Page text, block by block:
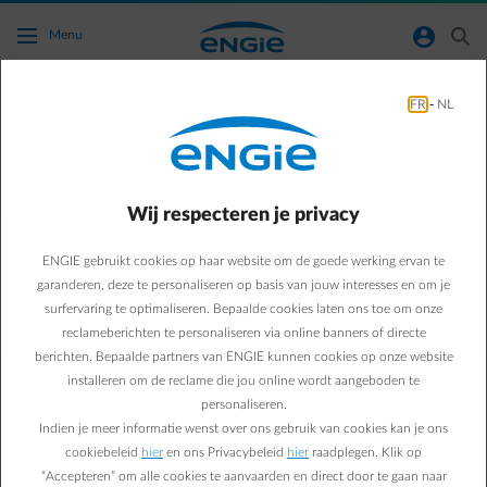
Ga naar de hoofdinhoud
Menu normal-account-circle search
Energie voor jouw leegstand pand
Klein of gemiddeld verbruik
Groot verbruik
In welke omstandigheden kan je best kiezen voor een
leegstandscontract?
FR - NL
Wij respecteren je privacy
ENGIE gebruikt cookies op haar website om de goede werking ervan te
garanderen, deze te personaliseren op basis van jouw interesses en om je
surfervaring te optimaliseren. Bepaalde cookies laten ons toe om onze
reclameberichten te personaliseren via online banners of directe
berichten. Bepaalde partners van ENGIE kunnen cookies op onze website
installeren om de reclame die jou online wordt aangeboden te
personaliseren.
Indien je meer informatie wenst over ons gebruik van cookies kan je ons
cookiebeleid hier en ons Privacybeleid hier raadplegen. Klik op
“Accepteren” om alle cookies te aanvaarden en direct door te gaan naar